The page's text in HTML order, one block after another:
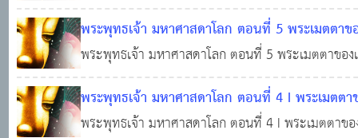
พระพุทธเจ้า มหาศาสดาโลก ตอนที่ 5 พระเมตตา
15 ก.ย. 2565 0 2,102
พระพุทธเจ้า มหาศาสดาโลก ตอนที่ 5 พระเมตตาขอ
พระพุทธเจ้า มหาศาสดาโลก ตอนที่ 4 I พระเมตต
ชาวนา
15 ก.ย. 2565 0 2,415
พระพุทธเจ้า มหาศาสดาโลก ตอนที่ 4 I พระเมตตาข